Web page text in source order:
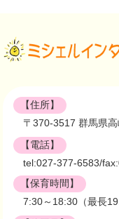
【住所】
〒370-3517 群馬県
【電話】
tel:027-377-6583/
【保育時間】
7:30～18:30（最長